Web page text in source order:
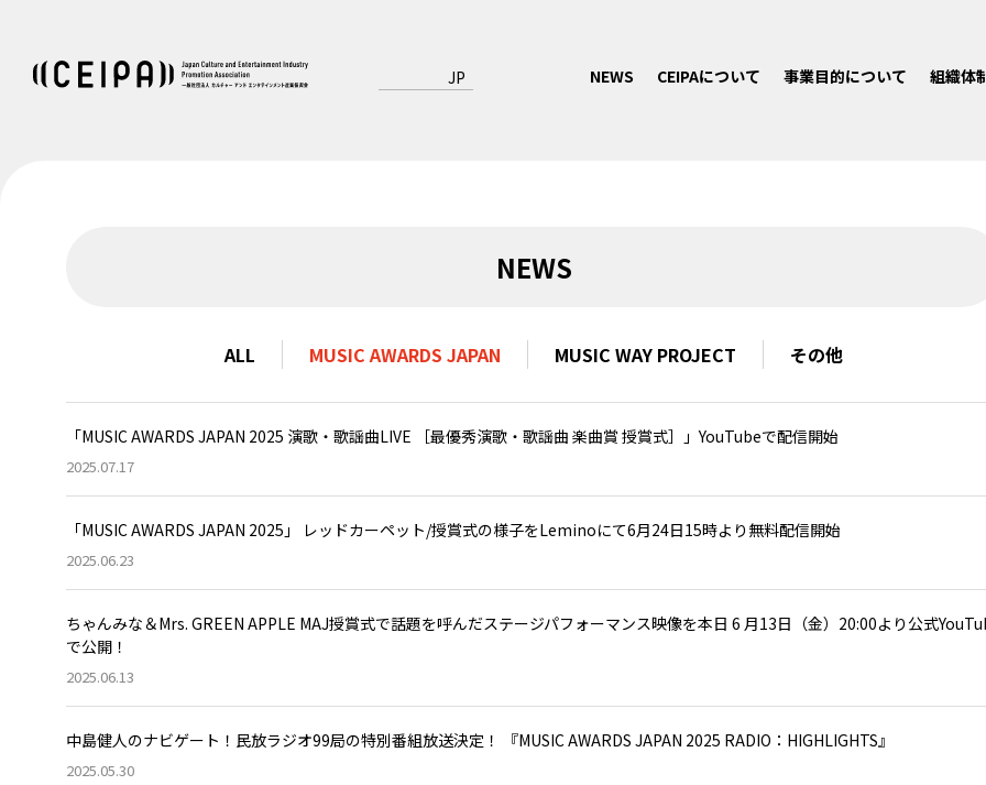
JP NEWS CEIPAについて 事業目的について 組織体
NEWS
ALL MUSIC AWARDS JAPAN MUSIC WAY PROJECT その他
「MUSIC AWARDS JAPAN 2025 演歌・歌謡曲LIVE ［最優秀演歌・歌謡曲 楽曲賞 授賞式］」YouTubeで配信開始
2025.07.17
「MUSIC AWARDS JAPAN 2025」 レッドカーペット/授賞式の様子をLeminoにて6月24日15時より無料配信開始
2025.06.23
ちゃんみな＆Mrs. GREEN APPLE MAJ授賞式で話題を呼んだステージパフォーマンス映像を本日 6 月13日（金）20:00より公式
で公開！
2025.06.13
中島健人のナビゲート！民放ラジオ99局の特別番組放送決定！ 『MUSIC AWARDS JAPAN 2025 RADIO：HIGHLIGHTS』
2025.05.30